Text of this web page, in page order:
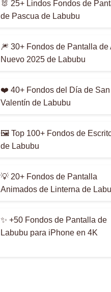
🐰 25+ Lindos Fondos de
de Pascua de Labubu
🎆 30+ Fondos de Pantalla de
Nuevo 2025 de Labubu
❤️ 40+ Fondos del Día de San
Valentín de Labubu
🖼️ Top 100+ Fondos de
de Labubu
💡 20+ Fondos de Pantalla
Animados de Linterna de
✨ +50 Fondos de Pantalla de
Labubu para iPhone en 4K